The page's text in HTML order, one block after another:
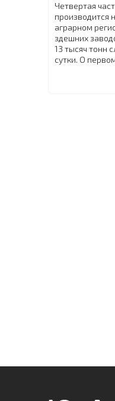
Четвертая
производится
аграрном
здешних
13 тысяч тонн
сутки. О